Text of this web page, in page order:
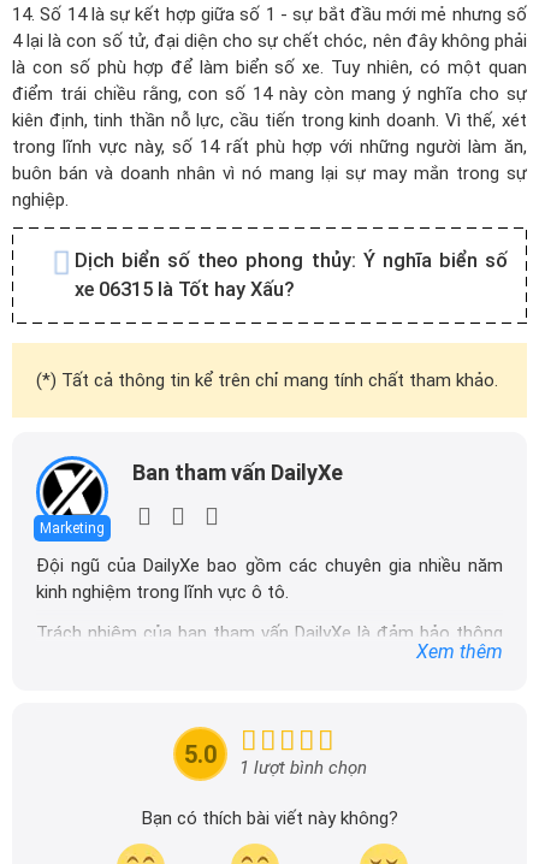
14. Số 14 là sự kết hợp giữa số 1 - sự bắt đầu mới mẻ nhưng số
4 lại là con số tử, đại diện cho sự chết chóc, nên đây không phải
là con số phù hợp để làm biển số xe. Tuy nhiên, có một quan
điểm trái chiều rằng, con số 14 này còn mang ý nghĩa cho sự
kiên định, tinh thần nỗ lực, cầu tiến trong kinh doanh. Vì thế, xét
trong lĩnh vực này, số 14 rất phù hợp với những người làm ăn,
buôn bán và doanh nhân vì nó mang lại sự may mắn trong sự
nghiệp.
Dịch biển số theo phong thủy: Ý nghĩa biển số
xe 06315 là Tốt hay Xấu?
(*) Tất cả thông tin kể trên chỉ mang tính chất tham khảo.
Marketing
Ban tham vấn DailyXe
Đội ngũ của DailyXe bao gồm các chuyên gia nhiều năm
kinh nghiệm trong lĩnh vực ô tô.
Trách nhiệm của ban tham vấn DailyXe là đảm bảo thông
tin chính xác được đăng tải trên dailyxe.com.vn, thường
tin nhanh chóng và dễ dàng hơn.
Xem thêm
5.0 1 lượt bình chọn
Bạn có thích bài viết này không?